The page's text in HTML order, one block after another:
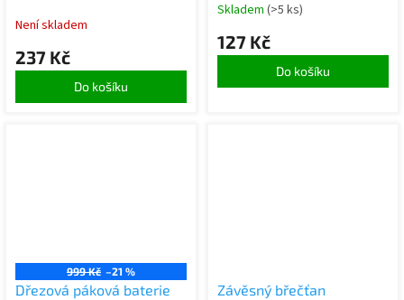
Není skladem
237 Kč
Do košíku
Skladem (>5 ks)
127 Kč
Do košíku
999 Kč –21 %
Dřezová páková baterie
Závěsný břečťan